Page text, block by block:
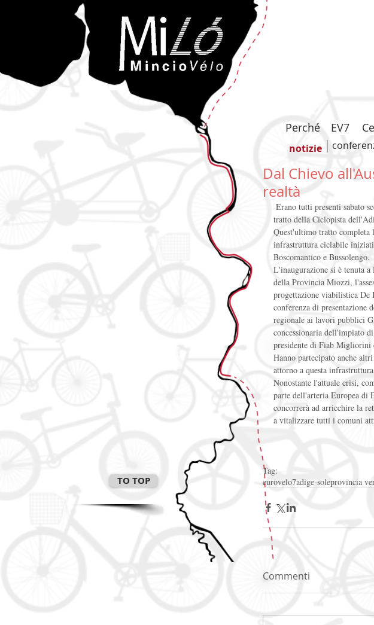
TO TOP
Perché EV7
Dal Chievo
realtà
tratto della Ciclopista
Quest'ultimo tratto
infrastruttura ciclabile
Boscomantico e Bussolengo.
L'inaugurazione si è tenuta a
della Provincia Miozzi,
progettazione viabilistica
conferenza di presentazione
regionale ai lavori pubblici
concessionaria dell'impiato
presidente di Fiab Migliorini
Hanno partecipato anche
attorno a questa
Nonostante l'attuale crisi,
parte dell'arteria Europea di
concorrerà ad arricchire la
a vitalizzare tutti i comuni
Tag:
eurovelo7adige-soleprovincia
Commenti
notizie